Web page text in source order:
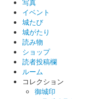
厩橋城（前橋
ス限定 上杉謙信版
販売終了
50枚限定
イベント
城たび
城がたり
読み物
ショップ
読者投稿欄
ルーム
コレクション
御城印